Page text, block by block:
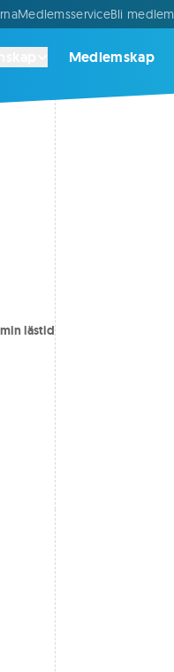
MedlemsserviceBli medlem
Medlemskap
min lästid